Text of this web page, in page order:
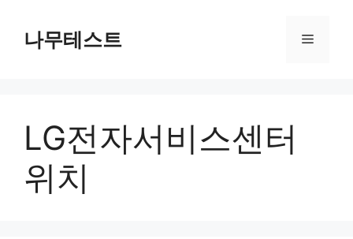
나무테스트 메
LG전자서비스센터
위치